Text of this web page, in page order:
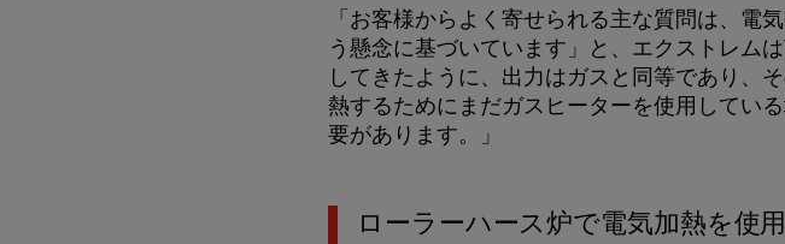
「お客様からよく寄せられる主な質問は、電
う懸念に基づいています」と、エクストレム
してきたように、出力はガスと同等であり、
熱するためにまだガスヒーターを使用してい
要があります。」
ローラーハース炉で電気加熱を使